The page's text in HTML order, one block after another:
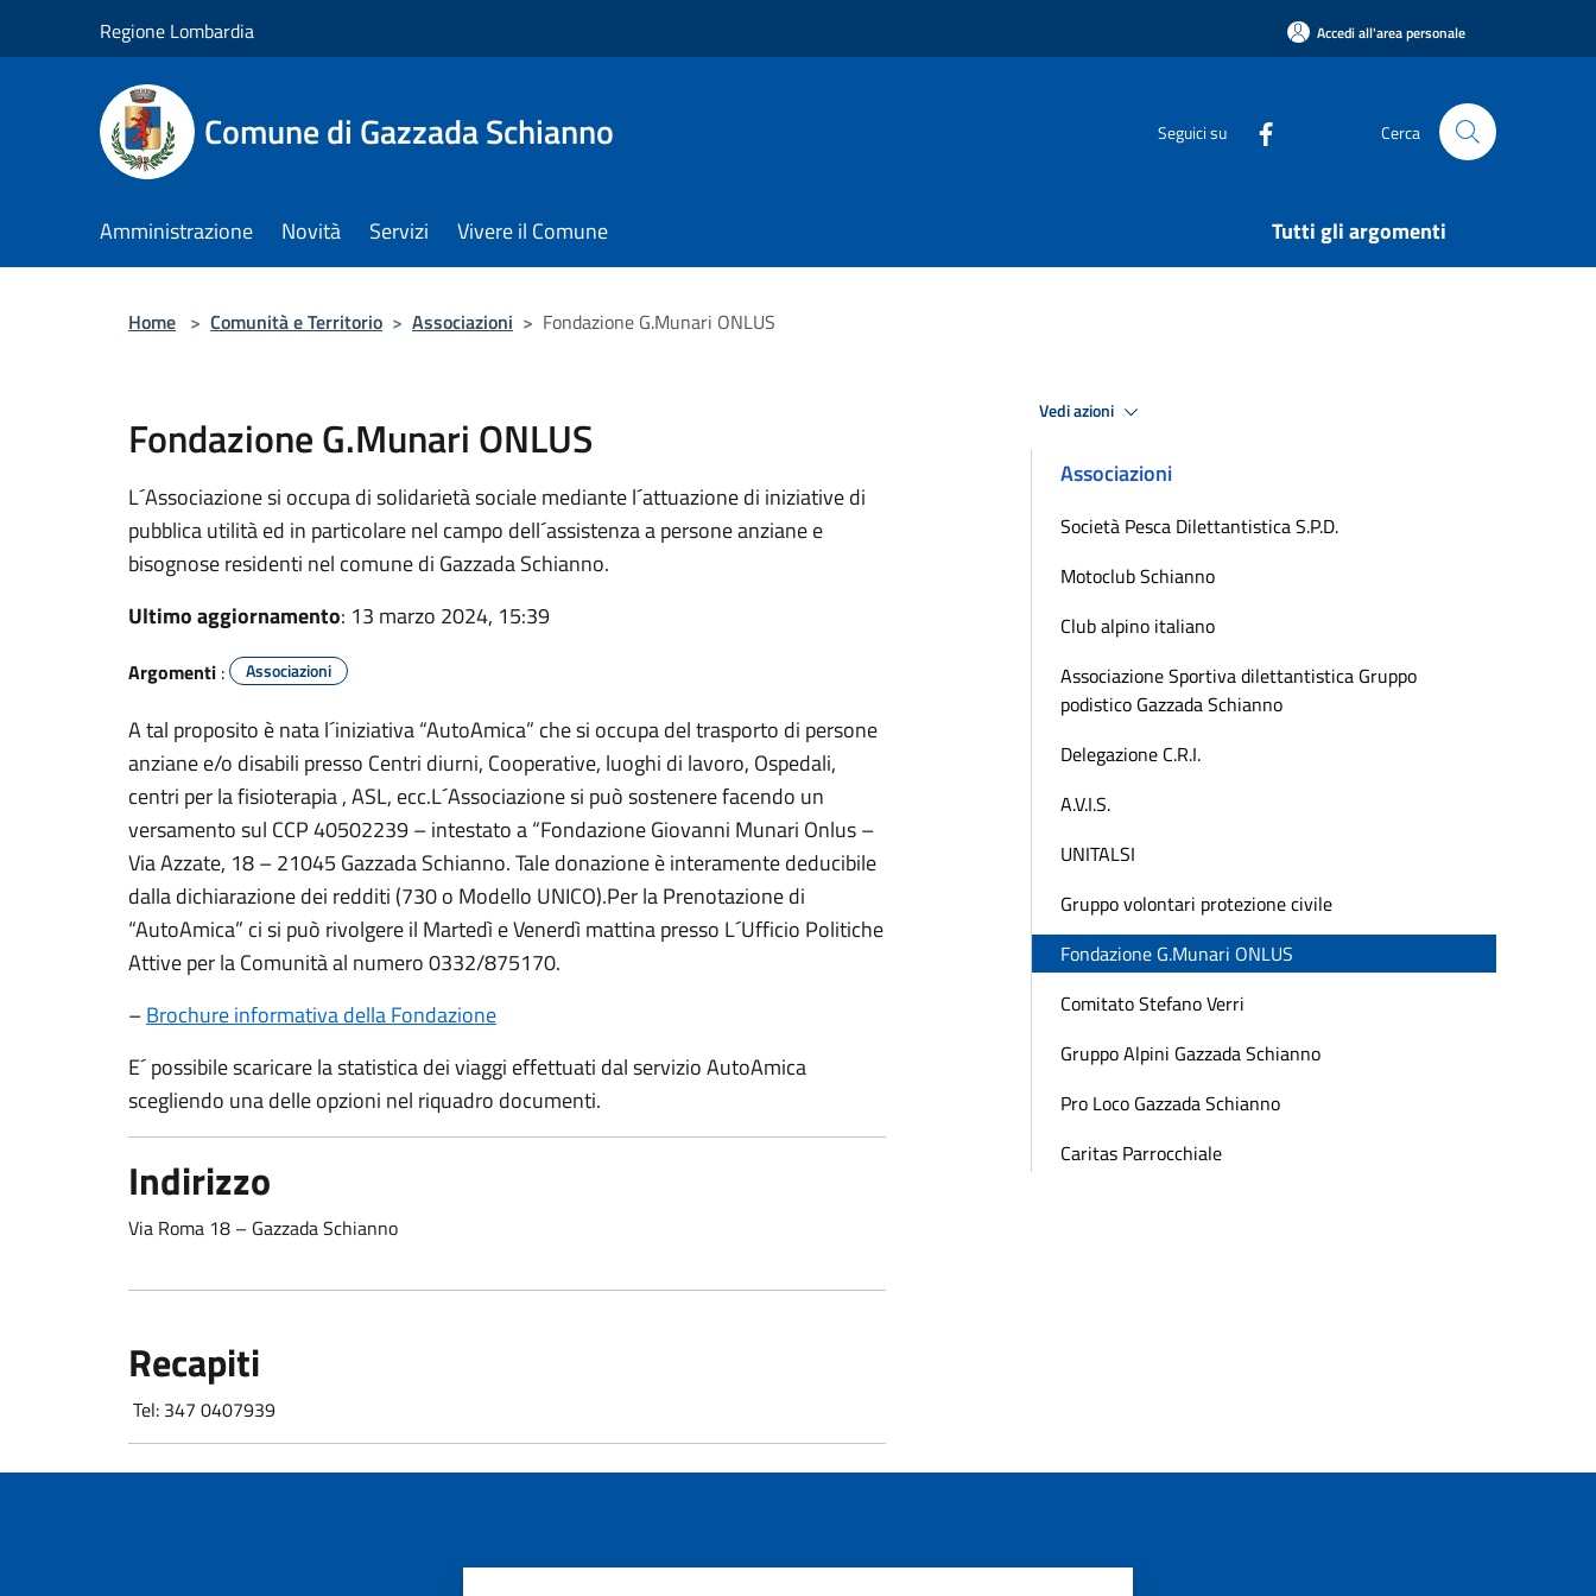
Regione Lombardia Accedi all'area personale
Comune di Gazzada Schianno Seguici su Cerca
Amministrazione Novità Servizi Vivere il Comune Tutti gli argomenti
Home > Comunità e Territorio > Associazioni > Fondazione G.Munari ONLUS
Fondazione G.Munari ONLUS
L´Associazione si occupa di solidarietà sociale mediante l´attuazione di iniziative di
pubblica utilità ed in particolare nel campo dell´assistenza a persone anziane e
bisognose residenti nel comune di Gazzada Schianno.
Ultimo aggiornamento: 13 marzo 2024, 15:39
Argomenti : Associazioni
A tal proposito è nata l´iniziativa “AutoAmica” che si occupa del trasporto di persone
anziane e/o disabili presso Centri diurni, Cooperative, luoghi di lavoro, Ospedali,
centri per la fisioterapia , ASL, ecc.L´Associazione si può sostenere facendo un
versamento sul CCP 40502239 – intestato a “Fondazione Giovanni Munari Onlus –
Via Azzate, 18 – 21045 Gazzada Schianno. Tale donazione è interamente deducibile
dalla dichiarazione dei redditi (730 o Modello UNICO).Per la Prenotazione di
“AutoAmica” ci si può rivolgere il Martedì e Venerdì mattina presso L´Ufficio Politiche
Attive per la Comunità al numero 0332/875170.
–Brochure informativa della Fondazione
E´ possibile scaricare la statistica dei viaggi effettuati dal servizio AutoAmica
scegliendo una delle opzioni nel riquadro documenti.
Indirizzo
Via Roma 18 – Gazzada Schianno
Recapiti
Tel: 347 0407939
Vedi azioni
Associazioni
Società Pesca Dilettantistica S.P.D.
Motoclub Schianno
Club alpino italiano
Associazione Sportiva dilettantistica Gruppo
podistico Gazzada Schianno
Delegazione C.R.I.
A.V.I.S.
UNITALSI
Gruppo volontari protezione civile
Fondazione G.Munari ONLUS
Comitato Stefano Verri
Gruppo Alpini Gazzada Schianno
Pro Loco Gazzada Schianno
Caritas Parrocchiale